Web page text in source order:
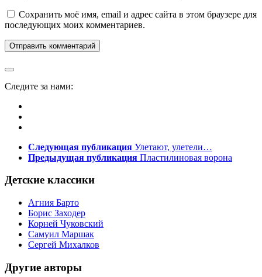
Сохранить моё имя, email и адрес сайта в этом браузере для
последующих моих комментариев.
Следите за нами:
Следующая публикация Улетают, улетели…
Предыдущая публикация Пластилиновая ворона
Детские классики
Агния Барто
Борис Заходер
Корней Чуковский
Самуил Маршак
Сергей Михалков
Другие авторы